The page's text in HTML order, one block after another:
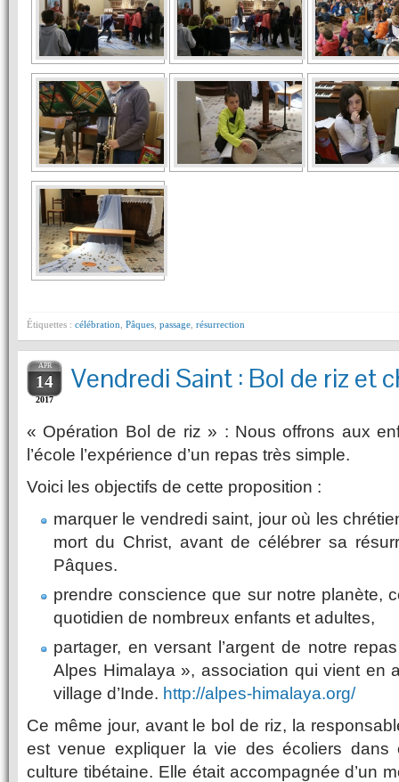
Étiquettes : célébration Pâques passage résurrection
APR
14
2017
Vendredi Saint : Bol de riz et
« Opération Bol de riz » : Nous offrons aux
l’école l’expérience d’un repas très simple.
Voici les objectifs de cette proposition :
marquer le vendredi saint, jour où les
mort du Christ, avant de célébrer sa
Pâques.
prendre conscience que sur notre planète,
quotidien de nombreux enfants et adultes,
partager, en versant l’argent de notre
Alpes Himalaya », association qui vient en
village d’Inde. http://alpes-himalaya.org/
Ce même jour, avant le bol de riz, la
est venue expliquer la vie des écoliers dans
culture tibétaine. Elle était accompagnée d’un